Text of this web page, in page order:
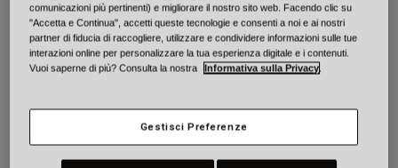
Prodotto n.36593
Price reduced from
€ 229.95to€ 160.96 30% OFF
Colore -Blu
comunicazioni più pertinenti) e migliorare il nostro sito web. Facendo clic su
"Accetta e Continua", accetti queste tecnologie e consenti a noi e ai nostri
partner di fiducia di raccogliere, utilizzare e condividere informazioni sulle tue
interazioni online per personalizzare la tua esperienza digitale e i contenuti.
Vuoi saperne di più? Consulta la nostra
Informativa sulla Privacy
Gestisci Preferenze